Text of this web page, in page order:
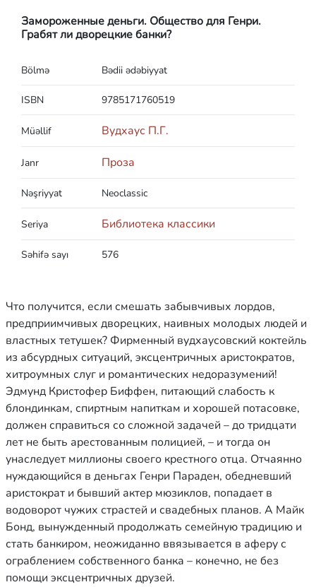
Замороженные деньги. Общество для Генри.
Грабят ли дворецкие банки?
Bölmə Bədii ədəbiyyat
ISBN 9785171760519
Müəllif Вудхаус П.Г.
Janr Проза
Nəşriyyat Neoclassic
Seriya Библиотека классики
Səhifə sayı 576
Что получится, если смешать забывчивых лордов,
предприимчивых дворецких, наивных молодых людей и
властных тетушек? Фирменный вудхаусовский коктейль
из абсурдных ситуаций, эксцентричных аристократов,
хитроумных слуг и романтических недоразумений!
Эдмунд Кристофер Биффен, питающий слабость к
блондинкам, спиртным напиткам и хорошей потасовке,
должен справиться со сложной задачей – до тридцати
лет не быть арестованным полицией, – и тогда он
унаследует миллионы своего крестного отца. Отчаянно
нуждающийся в деньгах Генри Параден, обедневший
аристократ и бывший актер мюзиклов, попадает в
водоворот чужих страстей и свадебных планов. А Майк
Бонд, вынужденный продолжать семейную традицию и
стать банкиром, неожиданно ввязывается в аферу с
ограблением собственного банка – конечно, не без
помощи эксцентричных друзей.